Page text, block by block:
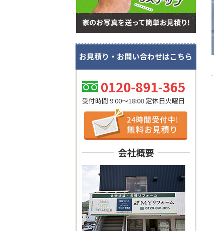
お見積り・お問い合わせはこちら
0120-891-365
受付時間 9:00～18:00 定休日火曜日
会社概要